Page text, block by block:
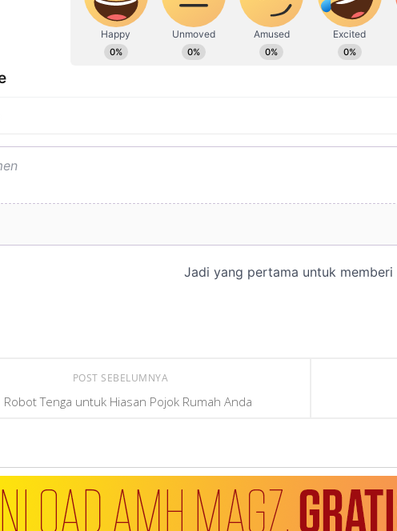
POST SEBELUMNYA
Robot Tenga untuk Hiasan Pojok Rumah Anda